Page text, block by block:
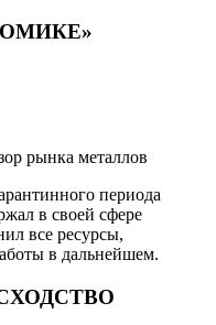
рынка металлов
периода
в своей сфере
все ресурсы,
в дальнейшем.